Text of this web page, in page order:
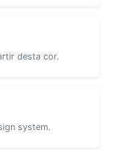
desta cor.
system.